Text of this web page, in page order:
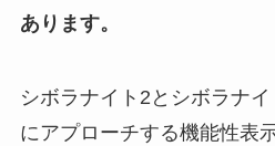
あります。
シボラナイト2とシボラナ
にアプローチする機能性表